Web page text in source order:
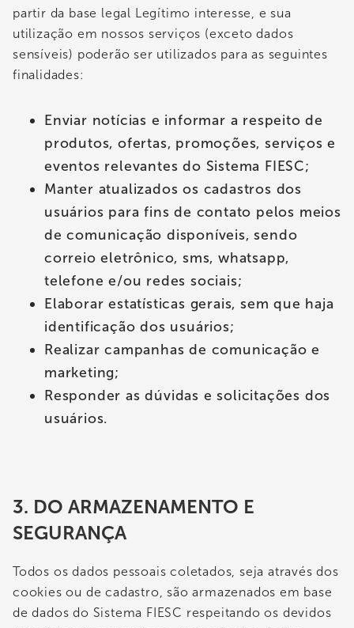
partir da base legal Legítimo interesse, e sua
utilização em nossos serviços (exceto dados
sensíveis) poderão ser utilizados para as seguintes
finalidades:
Enviar notícias e informar a respeito de
produtos, ofertas, promoções, serviços e
eventos relevantes do Sistema FIESC;
Manter atualizados os cadastros dos
usuários para fins de contato pelos meios
de comunicação disponíveis, sendo
correio eletrônico, sms, whatsapp,
telefone e/ou redes sociais;
Elaborar estatísticas gerais, sem que haja
identificação dos usuários;
Realizar campanhas de comunicação e
marketing;
Responder as dúvidas e solicitações dos
usuários.
3. DO ARMAZENAMENTO E
SEGURANÇA
Todos os dados pessoais coletados, seja através dos
cookies ou de cadastro, são armazenados em base
de dados do Sistema FIESC respeitando os devidos